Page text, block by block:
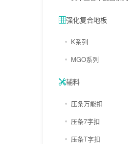
强化复合地板
K系列
MGO系列
辅料
压条万能扣
压条7字扣
压条T字扣